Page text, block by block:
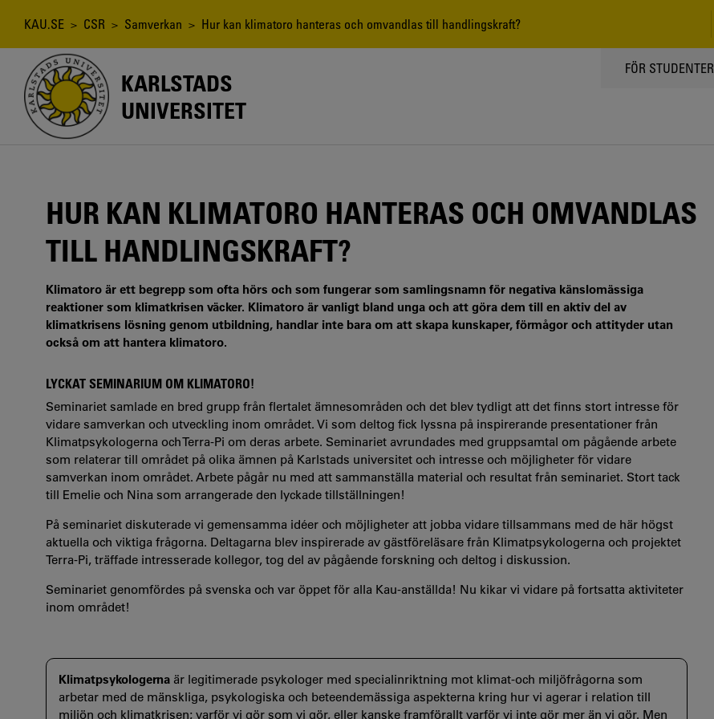
Länkstig
KAU.SE > CSR > Samverkan > Hur kan klimatoro hanteras och omvandlas till handlingskraft?
KARLSTADS
UNIVERSITET
TOPPMENY
FÖR STUDENTER
HUR KAN KLIMATORO HANTERAS OCH OMVANDLAS
TILL HANDLINGSKRAFT?
Klimatoro är ett begrepp som ofta hörs och som fungerar som samlingsnamn för negativa känslomässiga
reaktioner som klimatkrisen väcker. Klimatoro är vanligt bland unga och att göra dem till en aktiv del av
klimatkrisens lösning genom utbildning, handlar inte bara om att skapa kunskaper, förmågor och attityder utan
också om att hantera klimatoro.
LYCKAT SEMINARIUM OM KLIMATORO!
Seminariet samlade en bred grupp från flertalet ämnesområden och det blev tydligt att det finns stort intresse för
vidare samverkan och utveckling inom området. Vi som deltog fick lyssna på inspirerande presentationer från
Klimatpsykologerna och Terra-Pi om deras arbete. Seminariet avrundades med gruppsamtal om pågående arbete
som relaterar till området på olika ämnen på Karlstads universitet och intresse och möjligheter för vidare
samverkan inom området. Arbete pågår nu med att sammanställa material och resultat från seminariet. Stort tack
till Emelie och Nina som arrangerade den lyckade tillställningen!
På seminariet diskuterade vi gemensamma idéer och möjligheter att jobba vidare tillsammans med de här högst
aktuella och viktiga frågorna. Deltagarna blev inspirerade av gästföreläsare från Klimatpsykologerna och projektet
Terra-Pi, träffade intresserade kollegor, tog del av pågående forskning och deltog i diskussion.
Seminariet genomfördes på svenska och var öppet för alla Kau-anställda! Nu kikar vi vidare på fortsatta aktiviteter
inom området!
Klimatpsykologerna är legitimerade psykologer med specialinriktning mot klimat-och miljöfrågorna som
arbetar med de mänskliga, psykologiska och beteendemässiga aspekterna kring hur vi agerar i relation till
miljön och klimatkrisen; varför vi gör som vi gör, eller kanske framförallt varför vi inte gör mer än vi gör. Men